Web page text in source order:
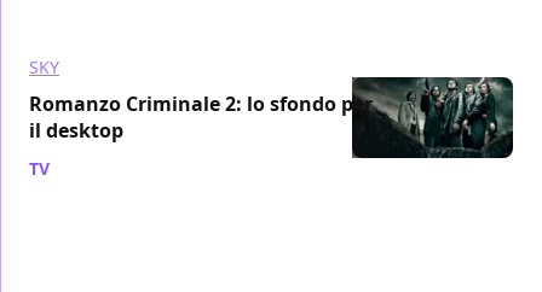
SKY
Romanzo Criminale 2: lo sfondo per
il desktop
TV